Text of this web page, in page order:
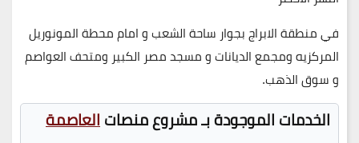
في منطقة الابراج بجوار ساحة الشعب و امام محطة المونوريل
المركزيه ومجمع الديانات و مسجد مصر الكبير ومتحف العواصم
و سوق الذهب.
الخدمات الموجودة بـ مشروع منصاتالعاصمة